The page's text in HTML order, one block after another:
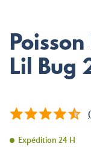
Lil Bug
(
Expédition 24 H